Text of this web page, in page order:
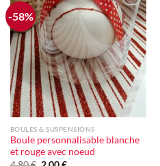
-58%
Ajouter
à la liste
d'envie
BOULES & SUSPENSIONS
Boule personnalisable blanche
et rouge avec noeud
Le
Le